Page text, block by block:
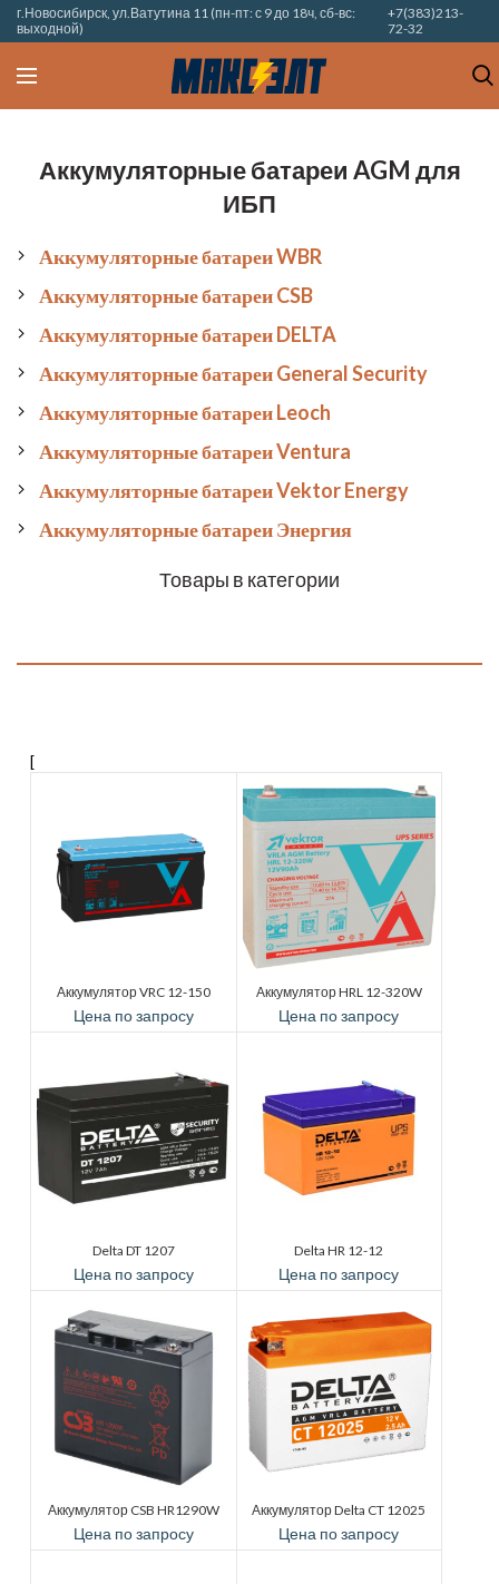
г.Новосибирск, ул.Ватутина 11 (пн-пт: с 9 до 18ч, сб-вс:
выходной)
+7(383)213-
72-32
Аккумуляторные батареи AGM для
ИБП
Аккумуляторные батареи WBR
Аккумуляторные батареи CSB
Аккумуляторные батареи DELTA
Аккумуляторные батареи General Security
Аккумуляторные батареи Leoch
Аккумуляторные батареи Ventura
Аккумуляторные батареи Vektor Energy
Аккумуляторные батареи Энергия
Товары в категории
[
Аккумулятор VRC 12-150
Цена по запросу
Аккумулятор HRL 12-320W
Цена по запросу
Delta DT 1207
Цена по запросу
Delta HR 12-12
Цена по запросу
Аккумулятор CSB HR1290W
Цена по запросу
Аккумулятор Delta CT 12025
Цена по запросу